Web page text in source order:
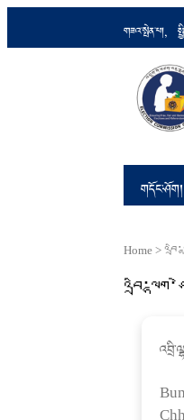
གཟའ་སྤེན་པ།,
གདོང་ཤོག།
Home >